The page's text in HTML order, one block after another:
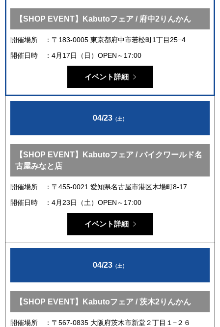
【SHOP EVENT】Kabutoフェア / 府中2りんかん
開催場所
〒183-0005 東京都府中市若松町1丁目25−4
開催日時
4月17日（日）OPEN～17:00
イベント詳細
04/23 （土）
【SHOP EVENT】Kabutoフェア / バイクワールド名
古屋みなと店
開催場所
〒455-0021 愛知県名古屋市港区木場町8-17
開催日時
4月23日（土）OPEN～17:00
イベント詳細
04/23 （土）
【SHOP EVENT】Kabutoフェア / 茨木2りんかん
開催場所
〒567-0835 大阪府茨木市新堂２丁目１−２６